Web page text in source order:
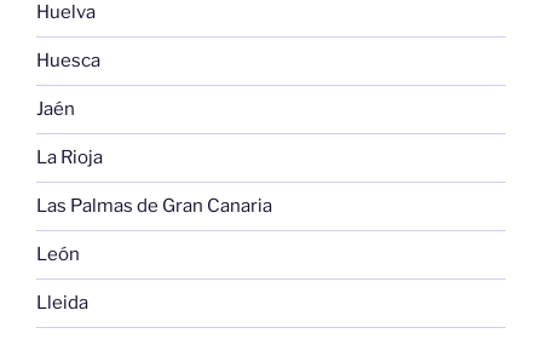
Huelva
Huesca
Jaén
La Rioja
Las Palmas de Gran Canaria
León
Lleida